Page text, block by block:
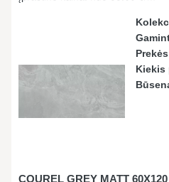
Kiekis
COUREL GREY MATT 60X120